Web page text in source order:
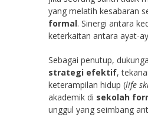
yang melatih kesabaran
formal. Sinergi antara
keterkaitan antara ayat-
Sebagai penutup,
strategi efektif,
keterampilan hidup (life
akademik di sekolah
unggul yang seimbang